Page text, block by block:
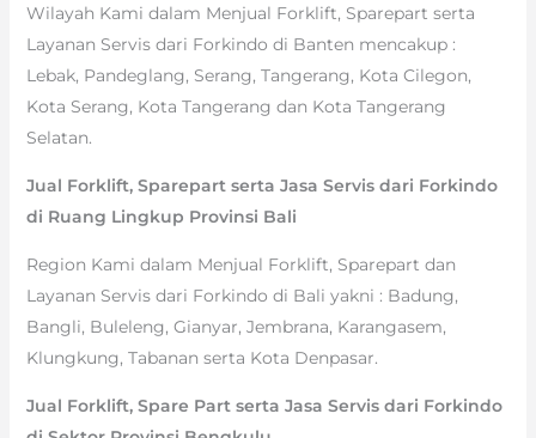
Wilayah Kami dalam Menjual Forklift, Sparepart serta
Layanan Servis dari Forkindo di Banten mencakup :
Lebak, Pandeglang, Serang, Tangerang, Kota Cilegon,
Kota Serang, Kota Tangerang dan Kota Tangerang
Selatan.
Jual Forklift, Sparepart serta Jasa Servis dari Forkindo
di Ruang Lingkup Provinsi Bali
Region Kami dalam Menjual Forklift, Sparepart dan
Layanan Servis dari Forkindo di Bali yakni : Badung,
Bangli, Buleleng, Gianyar, Jembrana, Karangasem,
Klungkung, Tabanan serta Kota Denpasar.
Jual Forklift, Spare Part serta Jasa Servis dari Forkindo